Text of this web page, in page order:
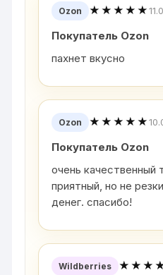
Ozon ★★★★★
Покупатель Ozon
пахнет вкусно
Ozon ★★★★★
Покупатель Ozon
очень качественный
приятный, но не
денег. спасибо!
Wildberries